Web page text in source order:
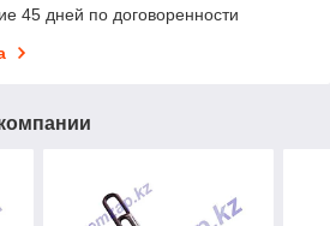
45 дней по договоренности